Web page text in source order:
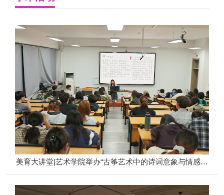
美育大讲堂|艺术学院举办“古筝艺术中的诗词意象与情感表